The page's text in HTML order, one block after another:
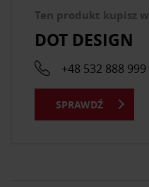
Ten produkt kupisz
DOT DESIGN
+48 532 888 999
SPRAWDŹ